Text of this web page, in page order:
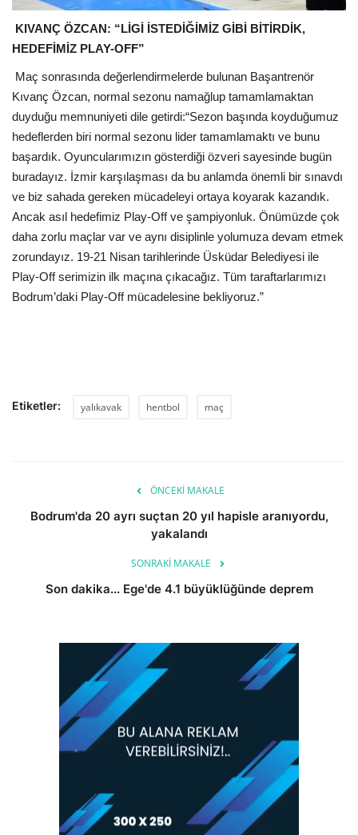
KIVANÇ ÖZCAN: “LİGİ İSTEDİĞİMİZ GİBİ BİTİRDİK,
HEDEFİMİZ PLAY-OFF”
Maç sonrasında değerlendirmelerde bulunan Başantrenör
Kıvanç Özcan, normal sezonu namağlup tamamlamaktan
duyduğu memnuniyeti dile getirdi:“Sezon başında koyduğumuz
hedeflerden biri normal sezonu lider tamamlamaktı ve bunu
başardık. Oyuncularımızın gösterdiği özveri sayesinde bugün
buradayız. İzmir karşılaşması da bu anlamda önemli bir sınavdı
ve biz sahada gereken mücadeleyi ortaya koyarak kazandık.
Ancak asıl hedefimiz Play-Off ve şampiyonluk. Önümüzde çok
daha zorlu maçlar var ve aynı disiplinle yolumuza devam etmek
zorundayız. 19-21 Nisan tarihlerinde Üsküdar Belediyesi ile
Play-Off serimizin ilk maçına çıkacağız. Tüm taraftarlarımızı
Bodrum’daki Play-Off mücadelesine bekliyoruz.”
Etiketler: yalıkavak hentbol maç
ÖNCEKI MAKALE
Bodrum'da 20 ayrı suçtan 20 yıl hapisle aranıyordu,
yakalandı
SONRAKI MAKALE
Son dakika... Ege'de 4.1 büyüklüğünde deprem